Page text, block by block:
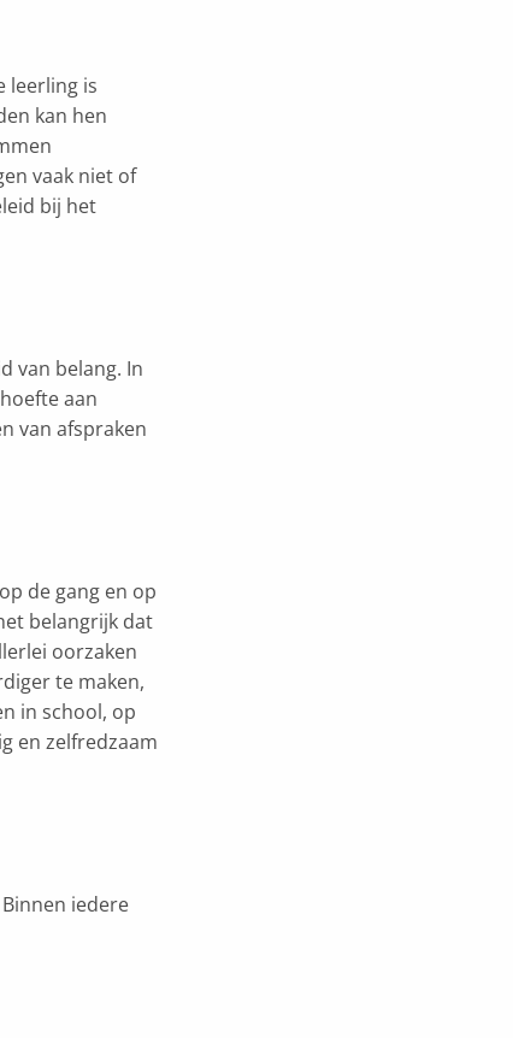
leerling is
kan hen
vaak niet of
bij het
van belang. In
aan
van afspraken
de gang en op
belangrijk dat
oorzaken
te maken,
in school, op
en zelfredzaam
iedere